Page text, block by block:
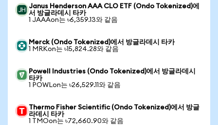
Janus Henderson AAA CLO ETF (Ondo Tokenized)에
서 방글라데시 타카
1 JAAAon는 ৳6,359.13와 같음
Merck (Ondo Tokenized)에서 방글라데시 타카
1 MRKon는 ৳15,824.28와 같음
Powell Industries (Ondo Tokenized)에서 방글라데시
타카
1 POWLon는 ৳26,529.11와 같음
Thermo Fisher Scientific (Ondo Tokenized)에서 방글
라데시 타카
1 TMOon는 ৳72,660.90와 같음